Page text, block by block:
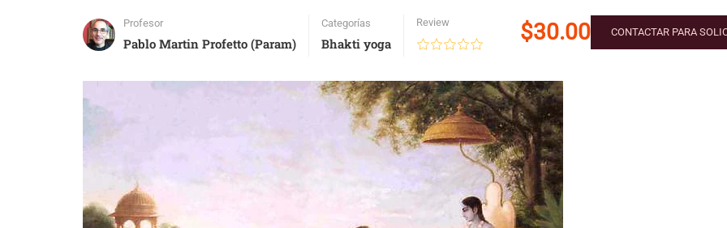
Profesor
Pablo Martin Profetto (Param)
Categorías
Bhakti yoga
Review $30.00 CONTACTAR PARA